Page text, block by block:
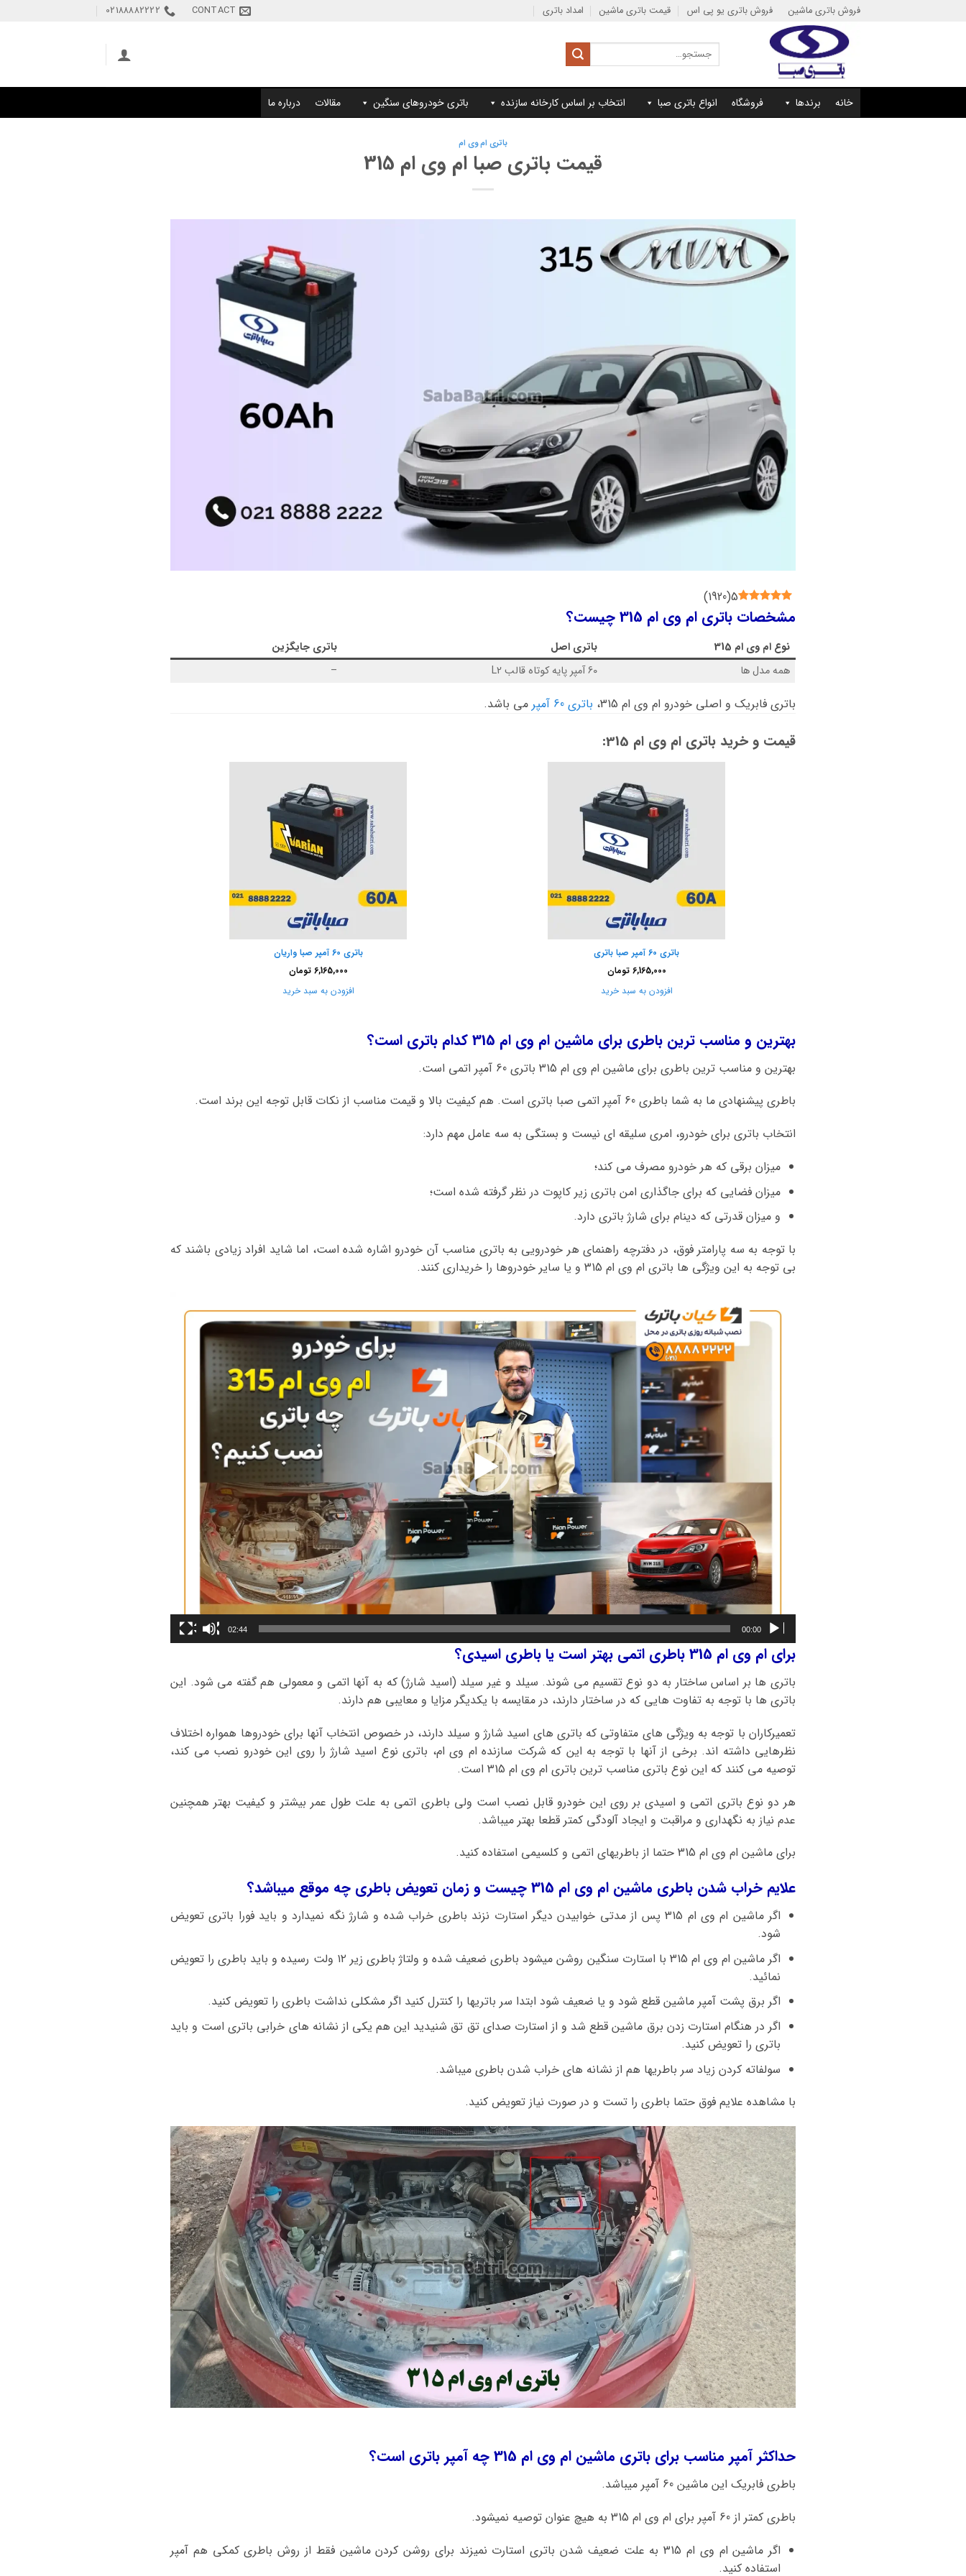
فروش باتری ماشین فروش باتری یو پی اس قیمت باتری ماشین امداد باتری CONTACT
02188882222
جستجو
برای:
خانه برندها فروشگاه انواع باتری صبا انتخاب بر اساس کارخانه سازنده باتری خودروهای سنگین مقالات درباره ما
باتری ام وی ام
قیمت باتری صبا ام وی ام 315
5
(
1920
)
مشخصات باتری ام وی ام 315 چیست؟
نوع ام وی ام 315 باتری اصل
باتری جایگزین
همه مدل ها
60 آمپر پایه کوتاه قالب L2 –
باتری فابریک و اصلی خودرو ام وی ام 315، باتری 60 آمپر می باشد.
قیمت و خرید باتری ام وی ام 315:
باتری 60 آمپر صبا باتری
6,165,000 تومان
افزودن به سبد خرید
باتری 60 آمپر صبا واریان
6,165,000 تومان
افزودن به سبد خرید
بهترین و مناسب ترین باطری برای ماشین ام وی ام 315 کدام باتری است؟
بهترین و مناسب ترین باطری برای ماشین ام وی ام 315 باتری 60 آمپر اتمی است.
باطری پیشنهادی ما به شما باطری 60 آمپر اتمی صبا باتری است. هم کیفیت بالا و قیمت مناسب از نکات قابل توجه این برند است.
انتخاب باتری برای خودرو، امری سلیقه ای نیست و بستگی به سه عامل مهم دارد:
میزان برقی که هر خودرو مصرف می کند؛
میزان فضایی که برای جاگذاری امن باتری زیر کاپوت در نظر گرفته شده است؛
و میزان قدرتی که دینام برای شارژ باتری دارد.
با توجه به سه پارامتر فوق، در دفترچه راهنمای هر خودرویی به باتری مناسب آن خودرو اشاره شده است، اما شاید افراد زیادی باشند که
بی توجه به این ویژگی ها باتری ام وی ام 315 و یا سایر خودروها را خریداری کنند.
ویدیو
00:00
02:44
برای ام وی ام 315 باطری اتمی بهتر است یا باطری اسیدی؟
باتری ها بر اساس ساختار به دو نوع تقسیم می شوند. سیلد و غیر سیلد (اسید شارژ) که به آنها اتمی و معمولی هم گفته می شود. این
باتری ها با توجه به تفاوت هایی که در ساختار دارند، در مقایسه با یکدیگر مزایا و معایبی هم دارند.
تعمیرکاران با توجه به ویژگی های متفاوتی که باتری های اسید شارژ و سیلد دارند، در خصوص انتخاب آنها برای خودروها همواره اختلاف
نظرهایی داشته اند. برخی از آنها با توجه به این که شرکت سازنده ام وی ام، باتری نوع اسید شارژ را روی این خودرو نصب می کند،
توصیه می کنند که این نوع باتری مناسب ترین باتری ام وی ام 315 است.
هر دو نوع باتری اتمی و اسیدی بر روی این خودرو قابل نصب است ولی باطری اتمی به علت طول عمر بیشتر و کیفیت بهتر همچنین
عدم نیاز به نگهداری و مراقبت و ایجاد آلودگی کمتر قطعا بهتر میباشد.
برای ماشین ام وی ام 315 حتما از باطریهای اتمی و کلسیمی استفاده کنید.
علایم خراب شدن باطری ماشین ام وی ام 315 چیست و زمان تعویض باطری چه موقع میباشد؟
اگر ماشین ام وی ام 315 پس از مدتی خوابیدن دیگر استارت نزند باطری خراب شده و شارژ نگه نمیدارد و باید فورا باتری تعویض
شود.
اگر ماشین ام وی ام 315 با استارت سنگین روشن میشود باطری ضعیف شده و ولتاژ باطری زیر ۱۲ ولت رسیده و باید باطری را تعویض
نمائید.
اگر برق پشت آمپر ماشین قطع شود و یا ضعیف شود ابتدا سر باتریها را کنترل کنید اگر مشکلی نداشت باطری را تعویض کنید.
اگر در هنگام استارت زدن برق ماشین قطع شد و از استارت صدای تق تق شنیدید این هم یکی از نشانه های خرابی باتری است و باید
باتری را تعویض کنید.
سولفاته کردن زیاد سر باطریها هم از نشانه های خراب شدن باطری میباشد.
با مشاهده علایم فوق حتما باطری را تست و در صورت نیاز تعویض کنید.
حداکثر آمپر مناسب برای باتری ماشین ام وی ام 315 چه آمپر باتری است؟
باطری فابریک این ماشین 60 آمپر میباشد.
باطری کمتر از 60 آمپر برای ام وی ام 315 به هیچ عنوان توصیه نمیشود.
اگر ماشین ام وی ام 315 به علت ضعیف شدن باتری استارت نمیزند برای روشن کردن ماشین فقط از روش باطری کمکی هم آمپر
استفاده کنید.